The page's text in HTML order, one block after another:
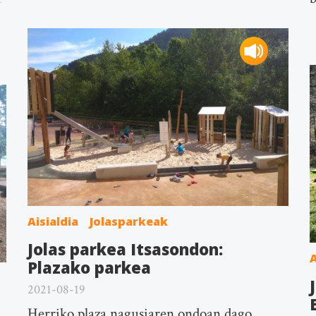
Aisialdia Jolasparkeak
Jolas parkea Itsasondon:
Plazako parkea
2021-08-19